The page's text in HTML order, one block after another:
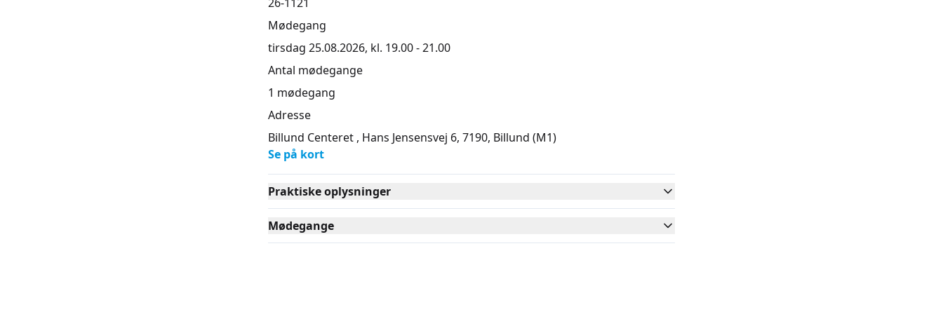
Mødegang
tirsdag 25.08.2026, kl. 19.00 - 21.00
Antal mødegange
1 mødegang
Adresse
Billund Centeret , Hans Jensensvej 6, 7190, Billund (M1)
Se på kort
Praktiske oplysninger
Mødegange